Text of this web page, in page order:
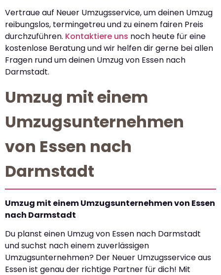
Vertraue auf Neuer Umzugsservice, um deinen Umzug
reibungslos, termingetreu und zu einem fairen Preis
durchzuführen. Kontaktiere uns noch heute für eine
kostenlose Beratung und wir helfen dir gerne bei allen
Fragen rund um deinen Umzug von Essen nach
Darmstadt.
Umzug mit einem
Umzugsunternehmen
von Essen nach
Darmstadt
Umzug mit einem Umzugsunternehmen von Essen
nach Darmstadt
Du planst einen Umzug von Essen nach Darmstadt
und suchst nach einem zuverlässigen
Umzugsunternehmen? Der Neuer Umzugsservice aus
Essen ist genau der richtige Partner für dich! Mit